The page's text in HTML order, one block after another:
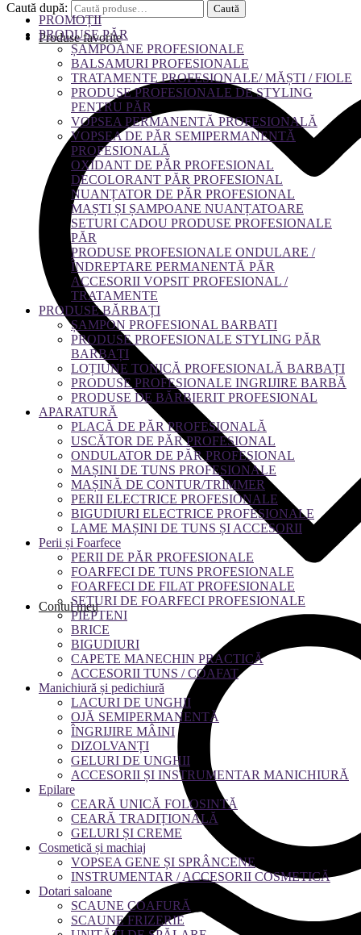
Caută după: Caută
Produse favorite
Contul meu
PROMOȚII
PRODUSE PĂR
ȘAMPOANE PROFESIONALE
BALSAMURI PROFESIONALE
TRATAMENTE PROFESIONALE/ MĂȘTI / FIOLE
PRODUSE PROFESIONALE DE STYLING
PENTRU PĂR
VOPSEA PERMANENTĂ PROFESIONALĂ
VOPSEA DE PĂR SEMIPERMANENTĂ
PROFESIONALĂ
OXIDANT DE PĂR PROFESIONAL
DECOLORANT PĂR PROFESIONAL
NUANȚATOR DE PĂR PROFESIONAL
MAȘTI ȘI ȘAMPOANE NUANȚATOARE
SETURI CADOU PRODUSE PROFESIONALE
PĂR
PRODUSE PROFESIONALE ONDULARE /
ÎNDREPTARE PERMANENTĂ PĂR
ACCESORII VOPSIT PROFESIONAL /
TRATAMENTE
PRODUSE BĂRBAȚI
ȘAMPON PROFESIONAL BARBATI
PRODUSE PROFESIONALE STYLING PĂR
BARBAȚI
LOȚIUNE TONICĂ PROFESIONALĂ BARBAȚI
PRODUSE PROFESIONALE INGRIJIRE BARBĂ
PRODUSE DE BĂRBIERIT PROFESIONAL
APARATURĂ
PLACĂ DE PĂR PROFESIONALĂ
USCĂTOR DE PĂR PROFESIONAL
ONDULATOR DE PĂR PROFESIONAL
MAȘINI DE TUNS PROFESIONALE
MAȘINĂ DE CONTUR/TRIMMER
PERII ELECTRICE PROFESIONALE
BIGUDIURI ELECTRICE PROFESIONALE
LAME MAȘINI DE TUNS ȘI ACCESORII
Perii și Foarfece
PERII DE PĂR PROFESIONALE
FOARFECI DE TUNS PROFESIONALE
FOARFECI DE FILAT PROFESIONALE
SETURI DE FOARFECI PROFESIONALE
PIEPTENI
BRICE
BIGUDIURI
CAPETE MANECHIN PRACTICĂ
ACCESORII TUNS / COAFAT
Manichiură și pedichiură
LACURI DE UNGHII
OJĂ SEMIPERMANENTĂ
ÎNGRIJIRE MÂINI
DIZOLVANȚI
GELURI DE UNGHII
ACCESORII ȘI INSTRUMENTAR MANICHIURĂ
Epilare
CEARĂ UNICĂ FOLOSINTĂ
CEARĂ TRADIȚIONALĂ
GELURI ȘI CREME
Cosmetică și machiaj
VOPSEA GENE ȘI SPRÂNCENE
INSTRUMENTAR / ACCESORII COSMETICĂ
Dotari saloane
SCAUNE COAFURĂ
SCAUNE FRIZERIE